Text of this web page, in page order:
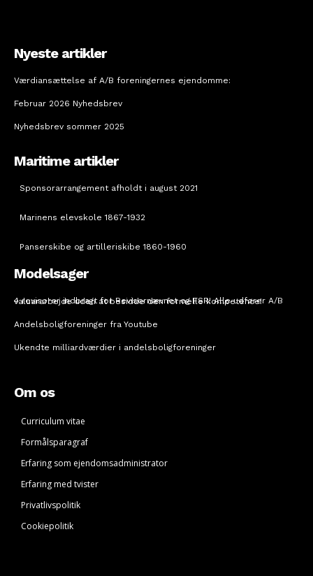
Nyeste artikler
Værdiansættelse af A/B foreningernes ejendomme:
Februar 2026 Nyhedsbrev
Nyhedsbrev sommer 2025
Maritime artikler
Sponsorarrangement afholdt i august 2021
Marinens elevskole 1867-1932
Panserskibe og artilleriskibe 1860-1960
Modelsager
4 revisorer indbragt for Revisornævnet og FSR! Alle udfører A/B valuararbejde uden at besidde den formelle kompetence!
Andelsboligforeninger fra Youtube
Ukendte milliardværdier i andelsboligforeninger
Om os
Curriculum vitae
Formålsparagraf
Erfaring som ejendomsadministrator
Erfaring med tvister
Privatlivspolitik
Cookiepolitik